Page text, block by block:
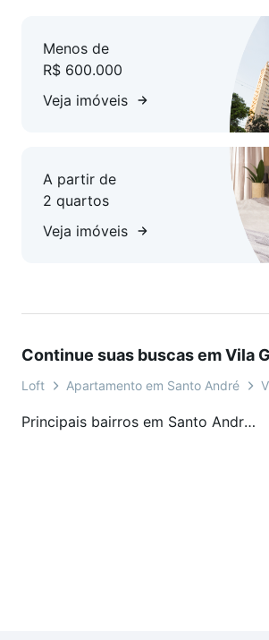
Menos de
R$ 600.000
Veja imóveis
A partir de
2 quartos
Veja imóveis
Continue suas buscas em Vila
Loft Apartamento em Santo André
Principais bairros em Santo André, SP